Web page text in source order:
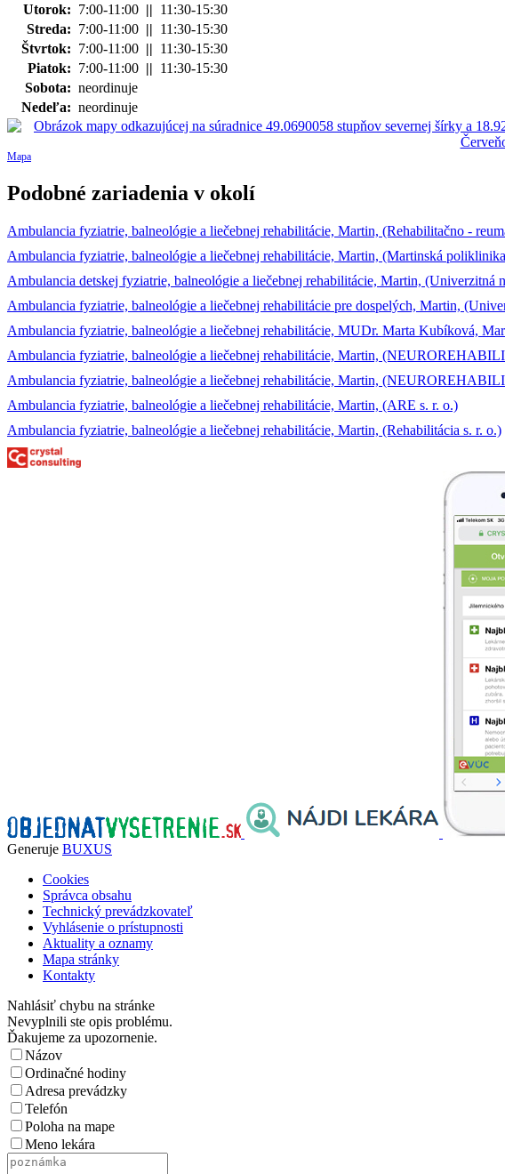
Utorok: 7:00-11:00 || 11:30-15:30
Streda: 7:00-11:00 || 11:30-15:30
Štvrtok: 7:00-11:00 || 11:30-15:30
Piatok: 7:00-11:00 || 11:30-15:30
Sobota: neordinuje
Nedeľa: neordinuje
Mapa
Podobné zariadenia v okolí
Ambulancia fyziatrie, balneológie a liečebnej rehabilitácie, Martin, (Rehabilitačno -
Ambulancia fyziatrie, balneológie a liečebnej rehabilitácie, Martin, (Martinská
Ambulancia detskej fyziatrie, balneológie a liečebnej rehabilitácie, Martin, (Univerzitná
Ambulancia fyziatrie, balneológie a liečebnej rehabilitácie pre dospelých, Martin,
Ambulancia fyziatrie, balneológie a liečebnej rehabilitácie, MUDr. Marta Kubíková,
Ambulancia fyziatrie, balneológie a liečebnej rehabilitácie, Martin,
Ambulancia fyziatrie, balneológie a liečebnej rehabilitácie, Martin,
Ambulancia fyziatrie, balneológie a liečebnej rehabilitácie, Martin, (ARE s. r. o.)
Ambulancia fyziatrie, balneológie a liečebnej rehabilitácie, Martin, (Rehabilitácia s. r. o.)
Generuje BUXUS
Cookies
Správca obsahu
Technický prevádzkovateľ
Vyhlásenie o prístupnosti
Aktuality a oznamy
Mapa stránky
Kontakty
Nahlásiť chybu na stránke
Nevyplnili ste opis problému.
Ďakujeme za upozornenie.
Názov
Ordinačné hodiny
Adresa prevádzky
Telefón
Poloha na mape
Meno lekára